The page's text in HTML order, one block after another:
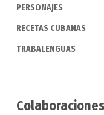
PERSONAJES
RECETAS CUBANAS
TRABALENGUAS
Colaboraciones